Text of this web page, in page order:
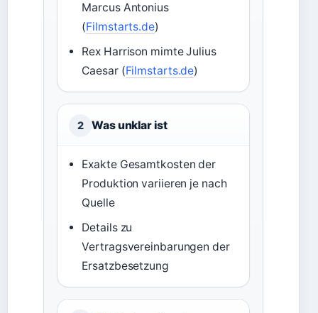
Marcus Antonius
(Filmstarts.de)
Rex Harrison mimte Julius
Caesar (Filmstarts.de)
2 Was unklar ist
Exakte Gesamtkosten der
Produktion variieren je nach
Quelle
Details zu
Vertragsvereinbarungen der
Ersatzbesetzung